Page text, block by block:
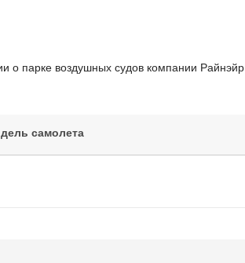
о парке воздушных судов компании Райнэйр
самолета